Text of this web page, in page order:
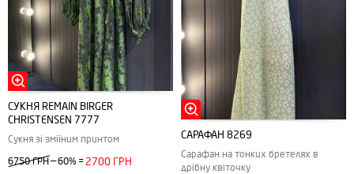
СУКНЯ REMAIN BIRGER
CHRISTENSEN 7777
Сукня зі зміїним принтом
6750 ГРН —60% = 2700 ГРН
САРАФАН 8269
Сарафан на тонких бретелях в
дрібну квіточку